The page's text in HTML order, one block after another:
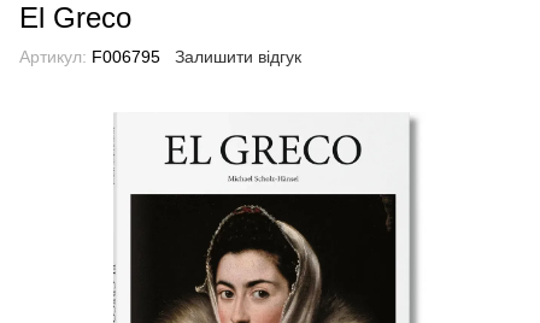
El Greco
Артикул: F006795 Залишити відгук